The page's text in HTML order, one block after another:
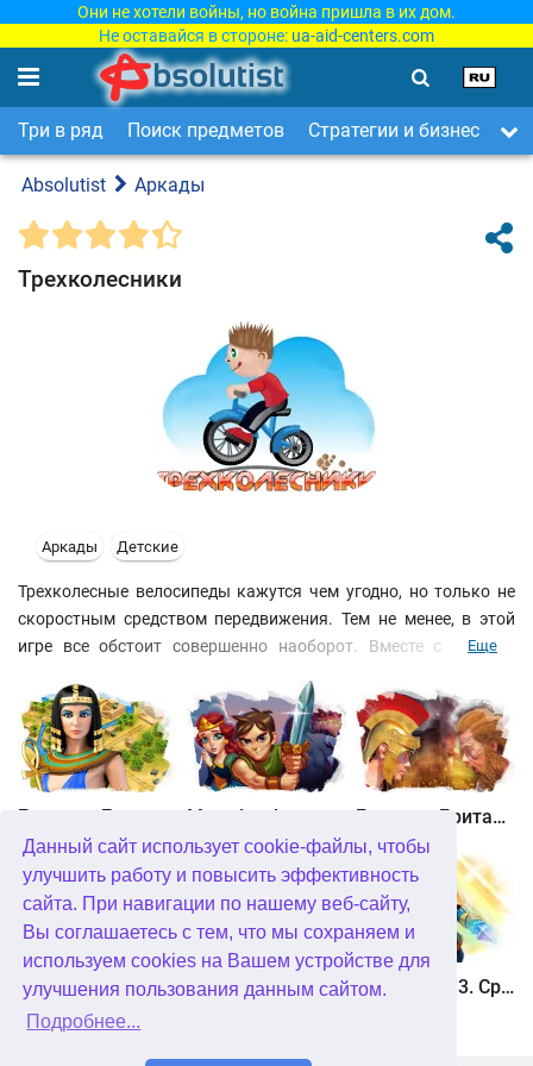
Данный сайт использует cookie-файлы, чтобы
улучшить работу и повысить эффективность
сайта. При навигации по нашему веб-сайту,
Вы соглашаетесь с тем, что мы сохраняем и
используем cookies на Вашем устройстве для
улучшения пользования данным сайтом.
Подробнее...
Они не хотели войны, но война пришла в их дом.
Не оставайся в стороне: ua-aid-centers.com
Три в ряд Поиск предметов Стратегии и бизнес
Absolutist Аркады
Трехколесники
Аркады Детские
Трехколесные велосипеды кажутся чем угодно, но только не
скоростным средством передвижения. Тем не менее, в этой
игре все обстоит совершенно наоборот. Вместе с группой
многочисленных заездах. Оставьте своих соперников позади и
займите первое место! Вас ждут отличная графика и
динамичных игровой процесс. Помимо всего прочего в игре
есть редактор карт и режим "для двоих".
Еще
Maze Lord Битва за Британию. Восстание Каратака
Охота онлайн Птичий переполох 3 Солдатики 3. Средневековье